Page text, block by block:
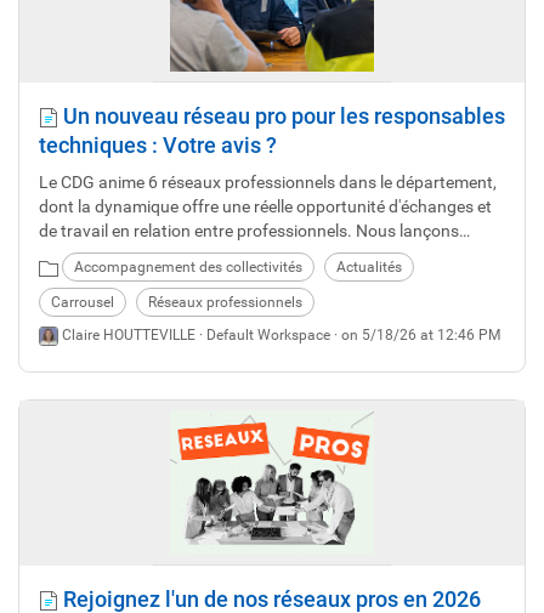
Un nouveau réseau pro pour les responsables
techniques : Votre avis ?
Le CDG anime 6 réseaux professionnels dans le département,
dont la dynamique offre une réelle opportunité d'échanges et
de travail en relation entre professionnels. Nous lançons
désormais une réflexion sur l'intérêt de créer un nouveau
réseau pour les Directeurs et responsables de services
techniques. Nous vous proposons de nous faire connaître vos
souhaits.
Accompagnement des collectivités Actualités
Carrousel
Réseaux professionnels
Claire HOUTTEVILLE · Default Workspace · on 5/18/26 at 12:46 PM
Rejoignez l'un de nos réseaux pros en 2026